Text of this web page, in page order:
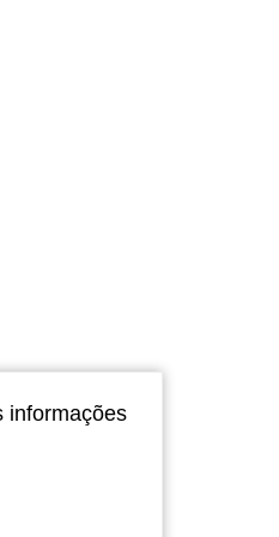
informações